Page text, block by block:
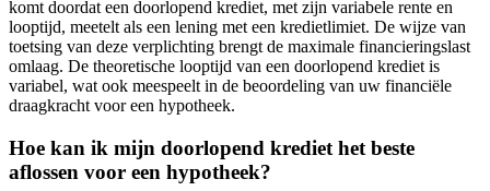
komt doordat een doorlopend krediet, met zijn variabele rente en
looptijd, meetelt als een lening met een kredietlimiet. De wijze van
toetsing van deze verplichting brengt de maximale financieringslast
omlaag. De theoretische looptijd van een doorlopend krediet is
variabel, wat ook meespeelt in de beoordeling van uw financiële
draagkracht voor een hypotheek.
Hoe kan ik mijn doorlopend krediet het beste
aflossen voor een hypotheek?